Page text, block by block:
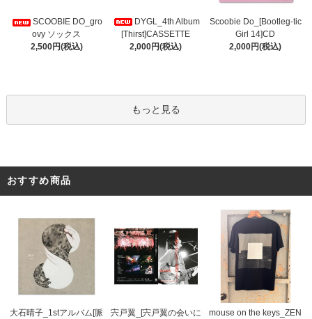
SCOOBIE DO_gro
ovy ソックス
2,500円(税込)
DYGL_4th Album
[Thirst]CASSETTE
2,000円(税込)
Scoobie Do_[Bootleg-tic
Girl 14]CD
2,000円(税込)
もっと見る
おすすめ商品
大石晴子_1stアルバム[脈
宍戸翼_[宍戸翼の会いに
mouse on the keys_ZEN